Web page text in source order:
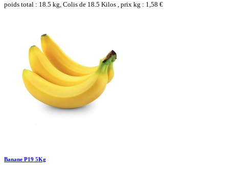
poids total : 18.5 kg, Colis de 18.5 Kilos , prix kg : 1,58 €
Banane P19 5Kg